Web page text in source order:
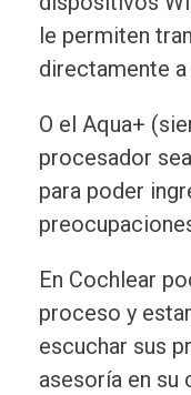
le permiten
directamente
O el Aqua+
procesador
para poder
En Cochlear
proceso y
escuchar sus
asesoría en su